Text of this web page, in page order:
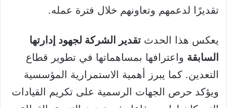
تقديرًا لدعمهم وتعاونهم خلال فترة عمله.
يعكس هذا الحدث تقدير الشركة لجهود إدارتها
السابقة واعترافها بمساهماتها في تطوير قطاع
التعدين. كما يبرز أهمية الاستمرارية المؤسسية
ويؤكد حرص الجهات الرسمية على تكريم القيادات